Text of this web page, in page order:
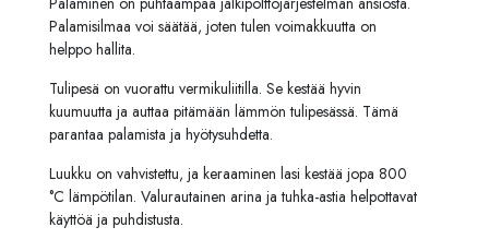
Palamisilmaa voi säätää, joten tulen voimakkuutta on
helppo hallita.
Tulipesä on vuorattu vermikuliitilla. Se kestää hyvin
kuumuutta ja auttaa pitämään lämmön tulipesässä. Tämä
parantaa palamista ja hyötysuhdetta.
Luukku on vahvistettu, ja keraaminen lasi kestää jopa 800
°C lämpötilan. Valurautainen arina ja tuhka-astia helpottavat
käyttöä ja puhdistusta.